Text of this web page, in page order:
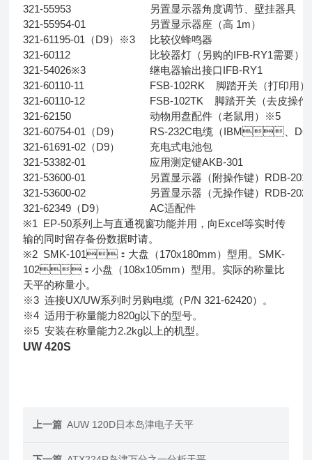
321-55953
另置显示器角度调节、壁挂器具
321-55954-01
另置显示器座（高 1m）
321-61195-01（D9）※3
比较仪蜂鸣器
321-60112
比较器灯（另购的IFB-RY1需要）
321-54026※3
继电器输出接口IFB-RY1
321-60110-11
FSB-102RK 脚踏开关（打印用）
321-60110-12
FSB-102TK 脚踏开关（去皮操作
321-62150
动物用盘配件（老鼠用）※5
321-60754-01（D9）
RS-232C电缆（IBM、
321-61691-02（D9）
充电式电池包
321-53382-01
应用测定键AKB-301
321-53600-01
另置显示器（附操作键）RDB-201
321-53600-02
另置显示器（无操作键）RDB-202
321-62349（D9）
AC适配件
※1 EP-50系列上与直通视窗功能并用，向Excel等实时传
输的同时留存备份数据时请。
※2 SMK-101：大盘（170x180mm）型用。SMK-
102：小盘（108x105mm）型用。实际的称量比
天平的称量小。
※3 连接UX/UW系列时另购电缆（P/N 321-62420）。
※4 适用于称量能力820g以下的型号。
※5 安装在称量能力2.2kg以上的机型。
UW 420S
上一篇 AUW 120D日本岛津电子天平